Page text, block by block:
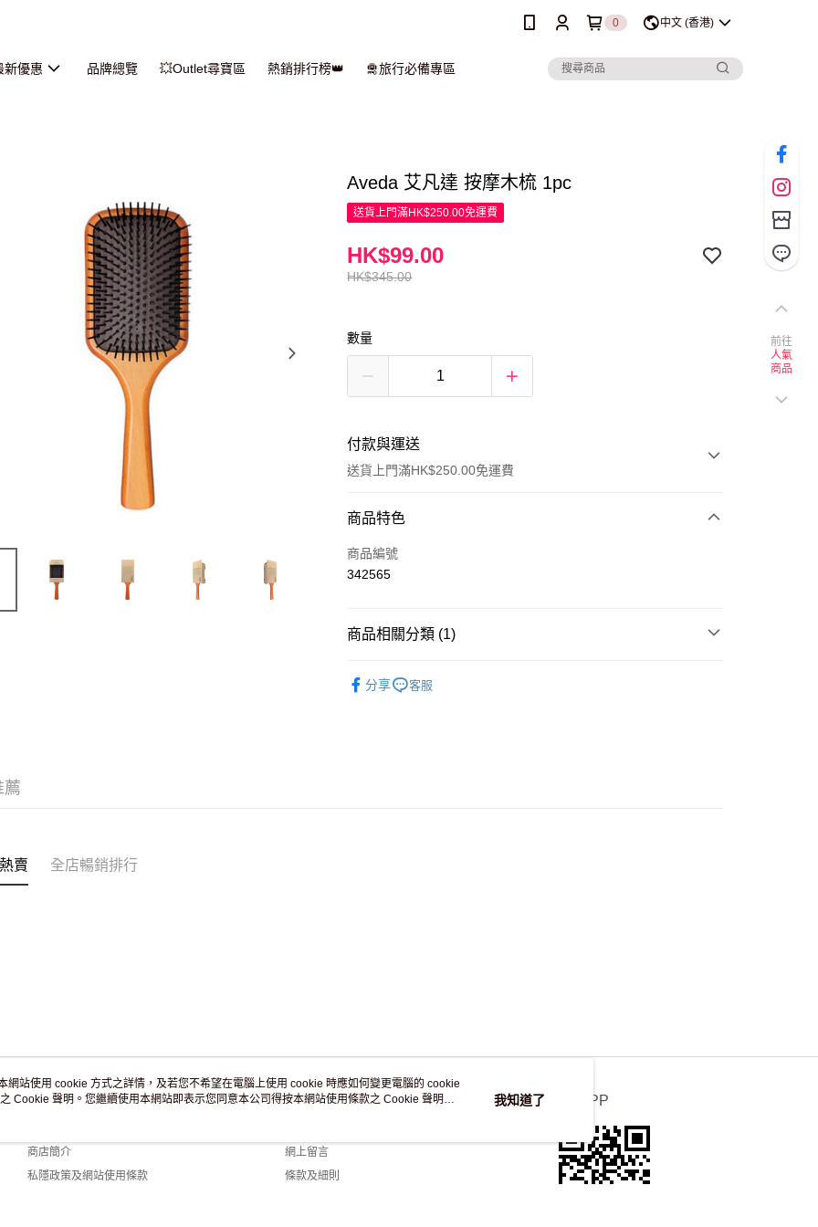
0 中文 (香港)
新優惠 品牌總覽 💥Outlet尋寶區 熱銷排行榜👑 🛅旅行必備專區
Aveda 艾凡達 按摩木梳 1pc
送貨上門滿HK$250.00免運費
HK$345.00
HK$99.00
數量
付款與運送
送貨上門滿HK$250.00免運費
付款方式
信用卡
商品特色
商品編號
342565
商品相關分類 (1)
分享
客服
薦
賣 全店暢銷排行
關於我們
商店簡介
私隱政策及網站使用條款
客戶服務
網上留言
條款及細則
官方APP
前往
人氣
商品
網站使用 cookie 方式之詳情，及若您不希望在電腦上使用 cookie 時應如何變更電腦的 cookie
Cookie 聲明。您繼續使用本網站即表示您同意本公司得按本網站使用條款之 Cookie 聲明使
我知道了